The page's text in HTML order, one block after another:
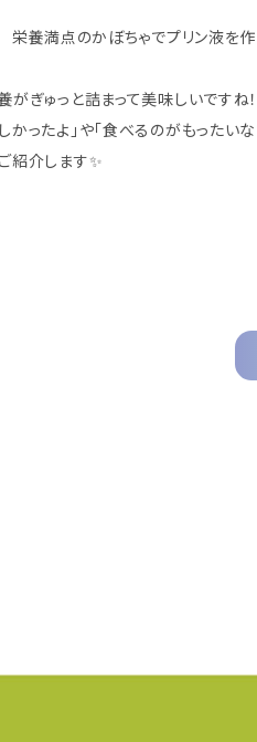
養満点のかぼちゃでプリン液を
ぎゅっと詰まって美味しいですね！
ったよ」や「食べるのがもったい
紹介します✨